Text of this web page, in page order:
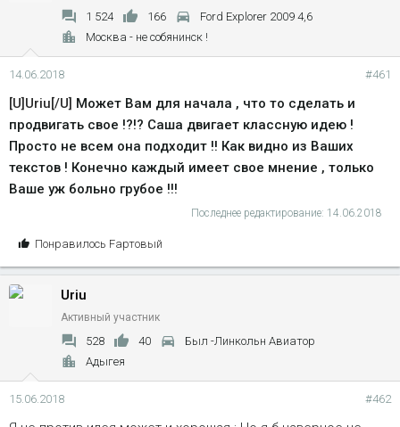
а
1 524 166
Ford Explorer 2009 4,6
Москва - не собянинск !
14.06.2018 #461
[U]Uriu[/U] Может Вам для начала , что то сделать и
продвигать свое !?!? Саша двигает классную идею !
Просто не всем она подходит !! Как видно из Ваших
текстов ! Конечно каждый имеет свое мнение , только
Ваше уж больно грубое !!!
Последнее редактирование: 14.06.2018
С
м
Понравилось Fартовый
Uriu
Активный участник
528 40
Был -Линкольн Авиатор
Адыгея
15.06.2018 #462